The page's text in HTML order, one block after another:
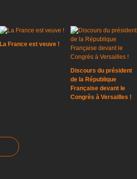
La France est veuve !
Discours du président
de la République
Française devant le
Congrès à Versailles !